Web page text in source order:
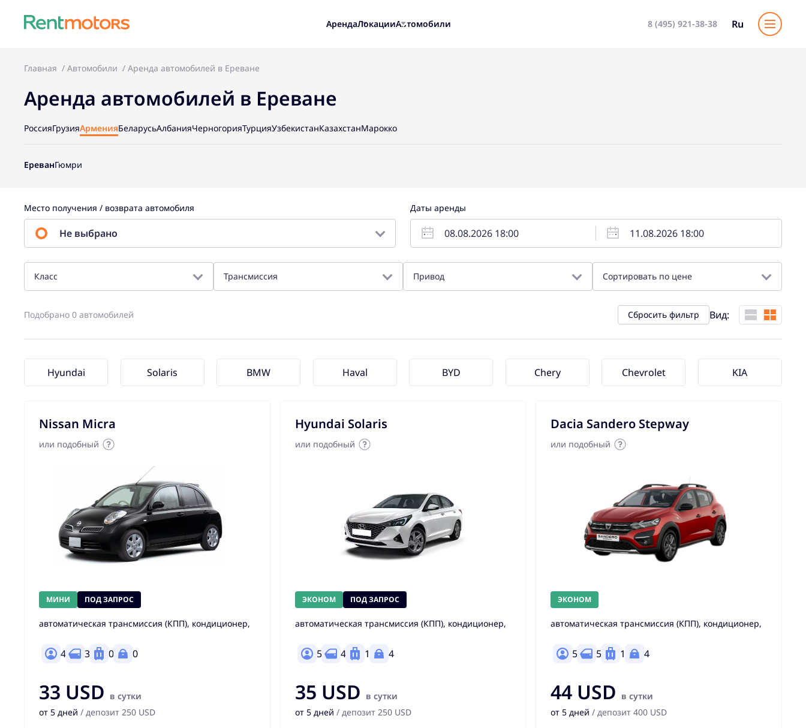
АрендаЛокацииАвтомобили 8 (495) 921-38-38 Ru
Главная Автомобили Аренда автомобилей в Ереване
Аренда автомобилей в Ереване
РоссияГрузияАрменияБеларусьАлбанияЧерногорияТурцияУзбекистанКазахстанМарокко
ЕреванГюмри
Место получения / возврата автомобиля
Не выбрано
Даты аренды
Класс Трансмиссия Привод Сортировать по цене
Подобрано 0 автомобилей Сбросить фильтр Вид:
Hyundai Solaris BMW Haval BYD Chery Chevrolet KIA
Nissan Micra
или подобный
МИНИ ПОД ЗАПРОС
автоматическая трансмиссия (КПП), кондиционер,
4 3 0 0
33 USD в сутки
от 5 дней / депозит 250 USD
Hyundai Solaris
или подобный
ЭКОНОМ ПОД ЗАПРОС
автоматическая трансмиссия (КПП), кондиционер,
5 4 1 4
35 USD в сутки
от 5 дней / депозит 250 USD
Dacia Sandero Stepway
или подобный
ЭКОНОМ
автоматическая трансмиссия (КПП), кондиционер,
5 5 1 4
44 USD в сутки
от 5 дней / депозит 400 USD